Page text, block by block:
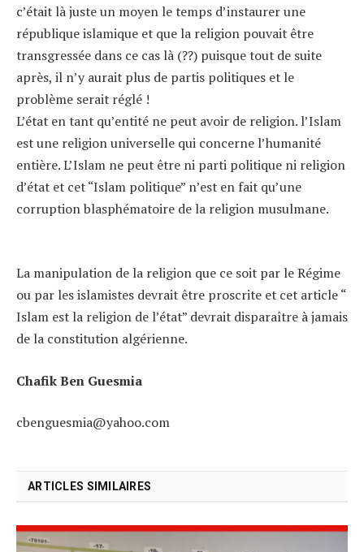
c’était là juste un moyen le temps d’instaurer une
république islamique et que la religion pouvait être
transgressée dans ce cas là (??) puisque tout de suite
après, il n’y aurait plus de partis politiques et le
problème serait réglé !
L’état en tant qu’entité ne peut avoir de religion. l’Islam
est une religion universelle qui concerne l’humanité
entière. L’Islam ne peut être ni parti politique ni religion
d’état et cet “Islam politique” n’est en fait qu’une
corruption blasphématoire de la religion musulmane.
La manipulation de la religion que ce soit par le Régime
ou par les islamistes devrait être proscrite et cet article “
Islam est la religion de l’état” devrait disparaître à jamais
de la constitution algérienne.
Chafik Ben Guesmia
cbenguesmia@yahoo.com
ARTICLES SIMILAIRES